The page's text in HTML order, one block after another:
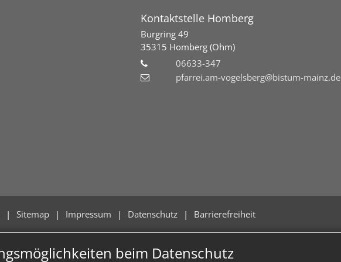
beim Datenschutz
Kontaktstelle Homberg
Burgring 49
35315 Homberg (Ohm)
06633-347
pfarrei.am-vogelsberg@bistum-mainz.de
Sitemap Impressum Datenschutz Barrierefreiheit